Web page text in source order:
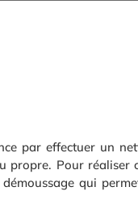
par effectuer un
Pour
qui